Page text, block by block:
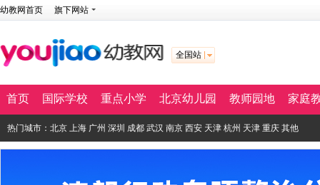
幼教网首页 旗下网站
全国站
首页 国际学校 重点小学 北京幼儿园 教师园地 家庭
热门城市： 北京 上海 广州 深圳 成都 武汉 南京 西安 天津 杭州 天津 重庆 其他